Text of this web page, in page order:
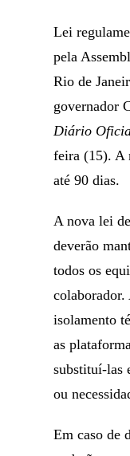
Lei
pela
Rio de
governador
Diário
feira (15). A
até 90 dias.
A nova lei
deverão
todos os
colaborador.
isolamento
as
substituí-las
ou
Em caso de